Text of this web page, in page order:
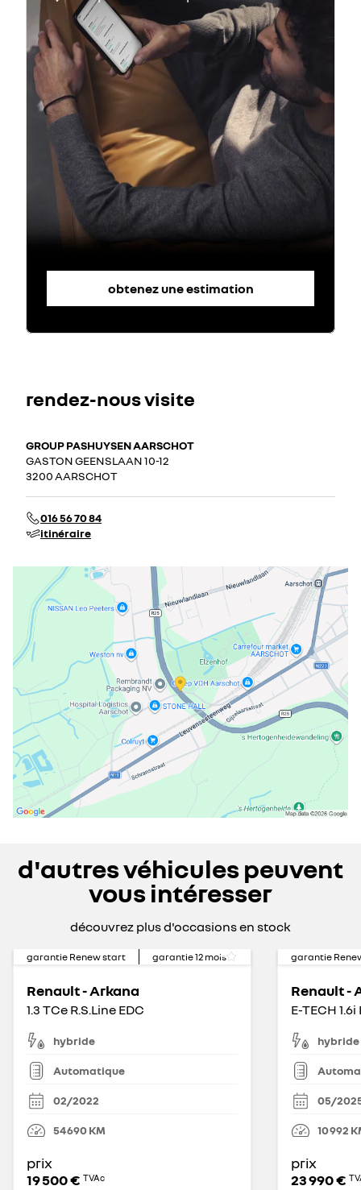
obtenez une estimation
rendez-nous visite
GROUP PASHUYSEN AARSCHOT
GASTON GEENSLAAN 10-12
3200 AARSCHOT
016 56 70 84
itinéraire
d'autres véhicules peuvent
vous intéresser
découvrez plus d'occasions en stock
garantie Renew start garantie12 mois
Renault - Arkana
1.3 TCe R.S.Line EDC
hybride
Automatique
02/2022
54 690KM
prix
19 500 € TVAc
garantie
Renault -
E-TECH
hybride
05/
10 992
prix
23 990 €